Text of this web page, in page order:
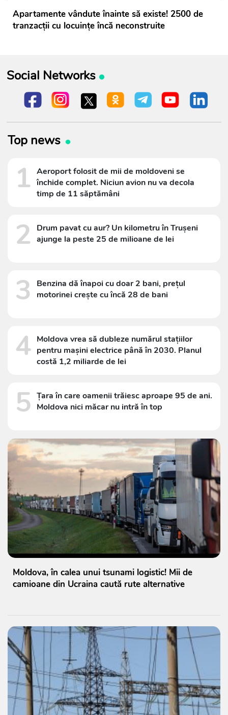
Apartamente vândute înainte să existe! 2500 de
tranzacții cu locuințe încă neconstruite
Social Networks
Top news
1 Aeroport folosit de mii de moldoveni se
închide complet. Niciun avion nu va decola
timp de 11 săptămâni
2
Drum pavat cu aur? Un kilometru în Trușeni
ajunge la peste 25 de milioane de lei
3
Benzina dă înapoi cu doar 2 bani, prețul
motorinei crește cu încă 28 de bani
4 Moldova vrea să dubleze numărul stațiilor
pentru mașini electrice până în 2030. Planul
costă 1,2 miliarde de lei
5 Țara în care oamenii trăiesc aproape 95 de ani.
Moldova nici măcar nu intră în top
Moldova, în calea unui tsunami logistic! Mii de
camioane din Ucraina caută rute alternative